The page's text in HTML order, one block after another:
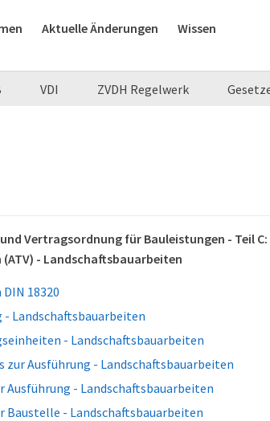
Aktuelle Änderungen Wissen
VDI ZVDH Regelwerk
und Vertragsordnung für Bauleistungen - Teil
- Landschaftsbauarbeiten
18320
- Landschaftsbauarbeiten
- Landschaftsbauarbeiten
zur Ausführung - Landschaftsbauarbeiten
Ausführung - Landschaftsbauarbeiten
Baustelle - Landschaftsbauarbeiten